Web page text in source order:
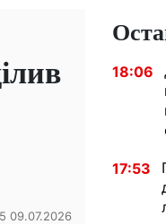
09.07.2026
18:06
17:53